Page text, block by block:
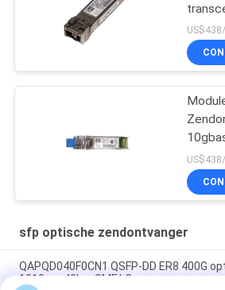
SFP-
SFP
sfp optische zendontvanger
QAPQD040F0CN1 QSFP-DD ER8 400G
1310nm 40km SMF LC.